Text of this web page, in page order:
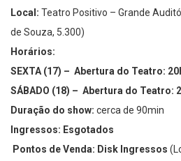
Local: Teatro Positivo – Grande
de Souza, 5.300)
Horários:
SEXTA (17) – Abertura do Teatro:
SÁBADO (18) – Abertura do Teatro:
Duração do show: cerca de 90min
Ingressos: Esgotados
Pontos de Venda: Disk Ingressos